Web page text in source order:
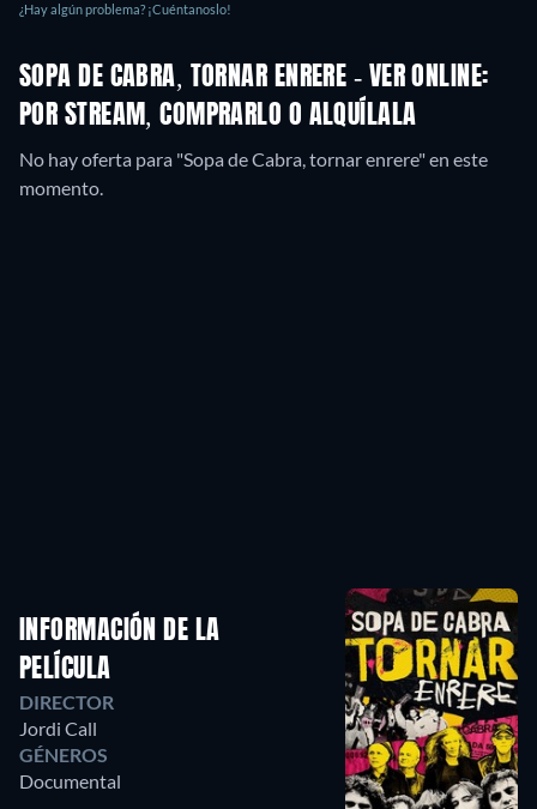
¿Hay algún problema? ¡Cuéntanoslo!
SOPA DE CABRA, TORNAR ENRERE - VER ONLINE:
POR STREAM, COMPRARLO O ALQUÍLALA
No hay oferta para "Sopa de Cabra, tornar enrere" en este
momento.
INFORMACIÓN DE LA
PELÍCULA
DIRECTOR
Jordi Call
GÉNEROS
Documental